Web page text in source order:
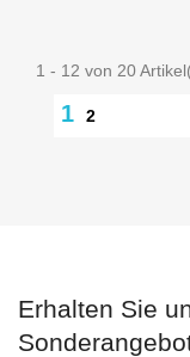
1 - 12 von 20
1 2
Erhalten Sie